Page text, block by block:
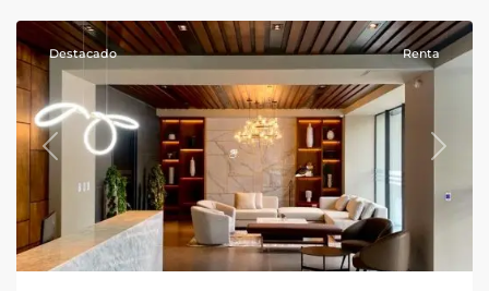
Previous Next
Destacado Renta